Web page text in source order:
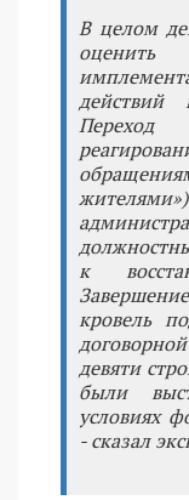
В целом
действий
к
кровель
девяти
были
условиях
- сказал